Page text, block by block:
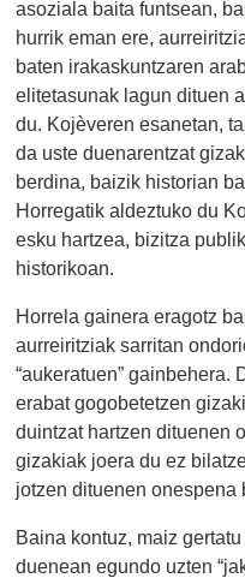
asoziala baita funtsean,
hurrik eman ere,
baten irakaskuntzaren
elitetasunak lagun dituen
du. Kojèveren esanetan,
da uste duenarentzat
berdina, baizik historian
Horregatik aldeztuko du
esku hartzea, bizitza
historikoan.
Horrela gainera eragotz
aurreiritziak sarritan
“aukeratuen” gainbehera.
erabat gogobetetzen
duintzat hartzen dituenen
gizakiak joera du ez
jotzen dituenen onespena
Baina kontuz, maiz
duenean egundo uzten